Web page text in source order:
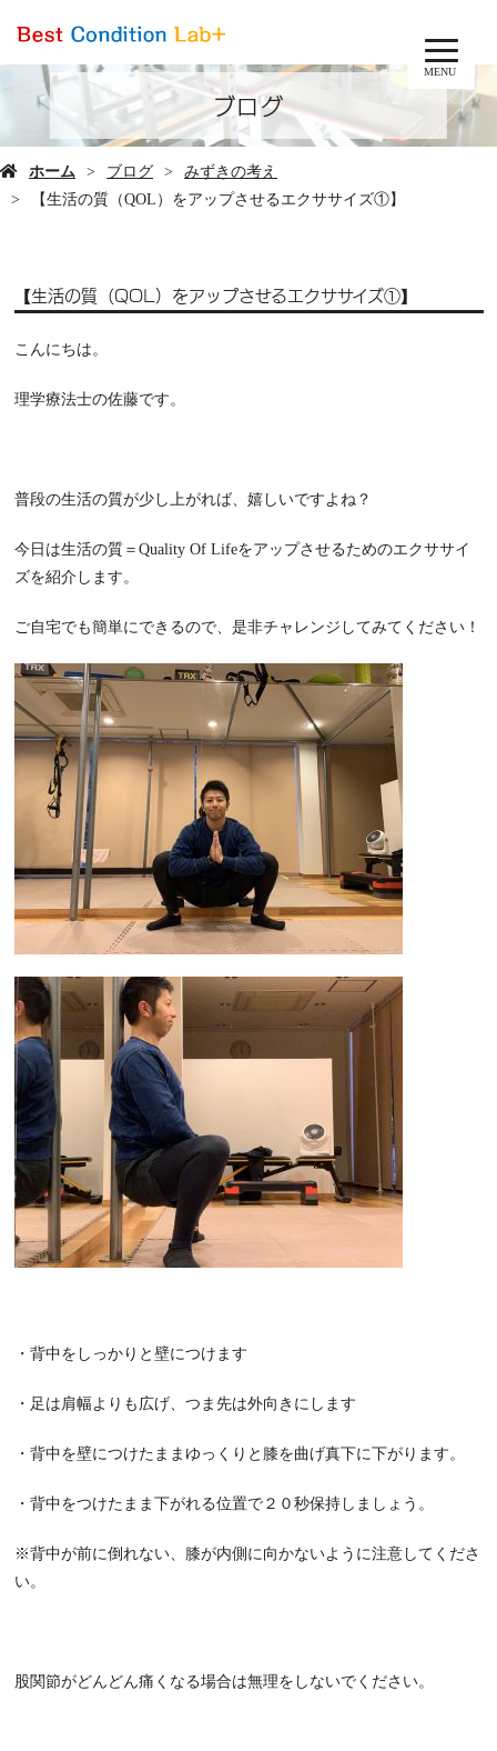
MENU
ブログ
ホーム ブログ
みずきの考え
【生活の質（QOL）をアップさせるエクササイズ①】
【生活の質（QOL）をアップさせるエクササイズ①】
こんにちは。
理学療法士の佐藤です。
普段の生活の質が少し上がれば、嬉しいですよね？
今日は生活の質＝Quality Of Lifeをアップさせるためのエクササイ
ズを紹介します。
ご自宅でも簡単にできるので、是非チャレンジしてみてください！
・背中をしっかりと壁につけます
・足は肩幅よりも広げ、つま先は外向きにします
・背中を壁につけたままゆっくりと膝を曲げ真下に下がります。
・背中をつけたまま下がれる位置で２０秒保持しましょう。
※背中が前に倒れない、膝が内側に向かないように注意してくださ
い。
股関節がどんどん痛くなる場合は無理をしないでください。